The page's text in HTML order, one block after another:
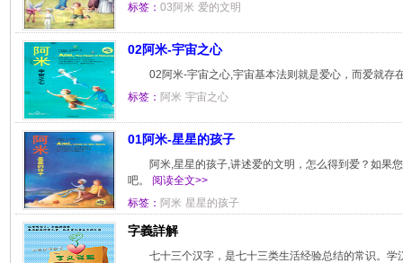
标签： 03阿米 爱的文明
02阿米-宇宙之心
02阿米-宇宙之心,宇宙基本法则就是爱心，而爱就存
标签： 阿米 宇宙之心
01阿米-星星的孩子
阿米,星星的孩子,讲述爱的文明，怎么得到爱？如果
吧。 阅读全文>>
标签： 阿米 星星的孩子
字義詳解
七十三个汉字，是七十三类生活经验总结的常识。